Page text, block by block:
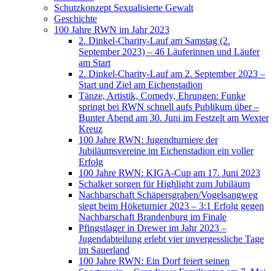
Schutzkonzept Sexualisierte Gewalt
Geschichte
100 Jahre RWN im Jahr 2023
2. Dinkel-Charity-Lauf am Samstag (2.
September 2023) – 46 Läuferinnen und Läufer
am Start
2. Dinkel-Charity-Lauf am 2. September 2023 –
Start und Ziel am Eichenstadion
Tänze, Artistik, Comedy, Ehrungen: Funke
springt bei RWN schnell aufs Publikum über –
Bunter Abend am 30. Juni im Festzelt am Wexter
Kreuz
100 Jahre RWN: Jugendturniere der
Jubiläumsvereine im Eichenstadion ein voller
Erfolg
100 Jahre RWN: KIGA-Cup am 17. Juni 2023
Schalker sorgen für Highlight zum Jubiläum
Nachbarschaft Schäpersgraben/Vogelsangweg
siegt beim Höketurnier 2023 – 3:1 Erfolg gegen
Nachbarschaft Brandenburg im Finale
Pfingstlager in Drewer im Jahr 2023 –
Jugendabteilung erlebt vier unvergessliche Tage
im Sauerland
100 Jahre RWN: Ein Dorf feiert seinen